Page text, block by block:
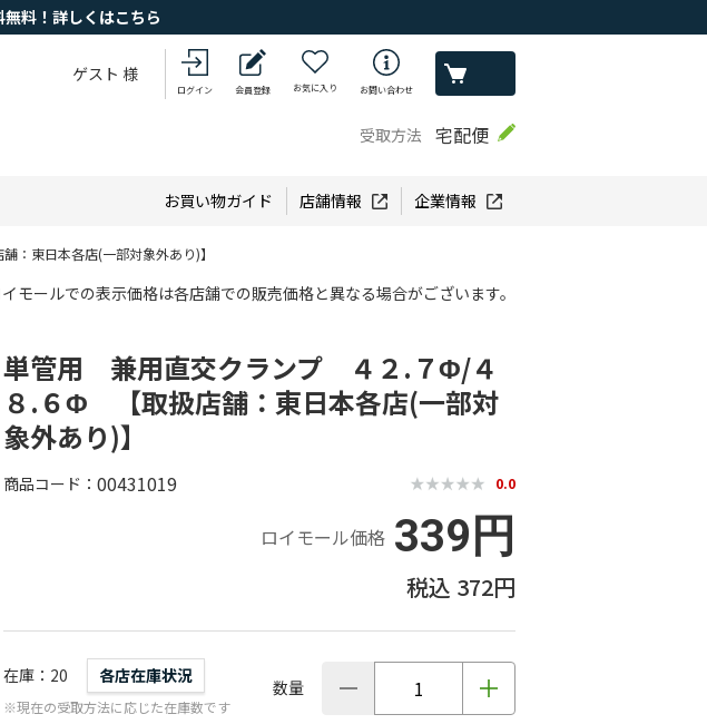
料！詳しくはこちら
ゲスト 様
ログイン 会員登録 お気に入り お問い合わせ
受取方法 宅配便
お買い物ガイド 店舗情報 企業情報
東日本各店(一部対象外あり)】
モールでの表示価格は各店舗での販売価格と異なる場合がございます。
単管用 兼用直交クランプ ４２.７Φ/４
８.６Φ 【取扱店舗：東日本各店(一部対
象外あり)】
商品コード 00431019 0.0
ロイモール価格 339円
372円
在庫 20 各店在庫状況
※現在の受取方法に応じた在庫数です
数量